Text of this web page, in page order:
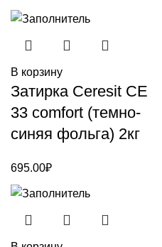
В корзину
Затирка Ceresit CE
33 comfort (темно-
синяя фольга) 2кг
695.00₽